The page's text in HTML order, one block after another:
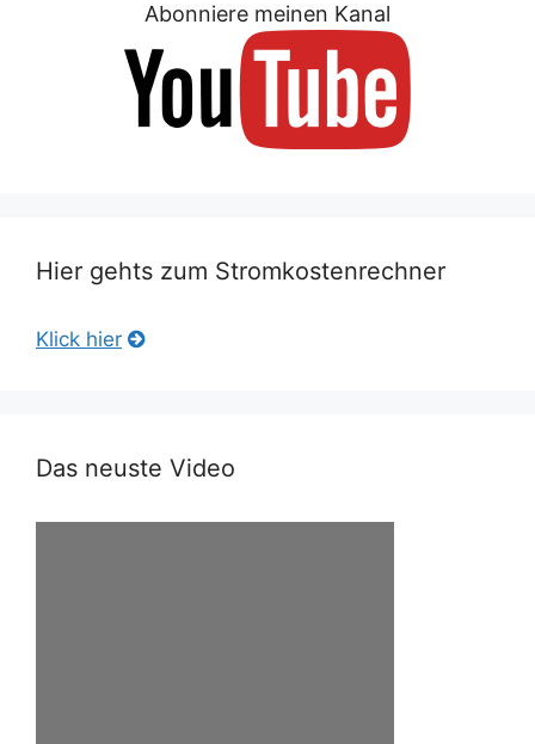
Abonniere meinen Kanal
Hier gehts zum Stromkostenrechner
Klick hier
Das neuste Video